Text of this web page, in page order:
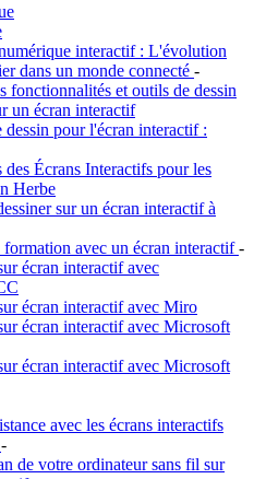
interactif : L'évolution
dans un monde connecté -
fonctionnalités et outils de dessin
un écran interactif
pour l'écran interactif :
des Écrans Interactifs pour les
Herbe
sur un écran interactif à
avec un écran interactif-
écran interactif avec
écran interactif avec Miro
écran interactif avec Microsoft
écran interactif avec Microsoft
avec les écrans interactifs
-
de votre ordinateur sans fil sur